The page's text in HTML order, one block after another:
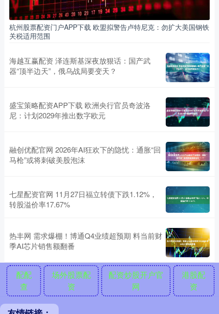
杭州股票配资门户APP下载 欧盟拟警告卢特尼克：勿扩大美国钢铁
关税适用范围
海越互赢配资 泽连斯基深夜放狠话：国产武
器“顶半边天”，俄乌战局要变天？
盛宝策略配资APP下载 欧洲央行官员奇波洛
尼：计划2029年推出数字欧元
融创优配官网 2026年AI狂欢下的隐忧：通胀“回
马枪”或将刺破美股泡沫
七星配资官网 11月27日福立转债下跌1.12%，
转股溢价率17.67%
热丰网 需求爆棚！博通Q4业绩超预期 料当前财
季AI芯片销售额翻番
配配
查
场外股票配
资
配资炒股开户官
网
港股配
资